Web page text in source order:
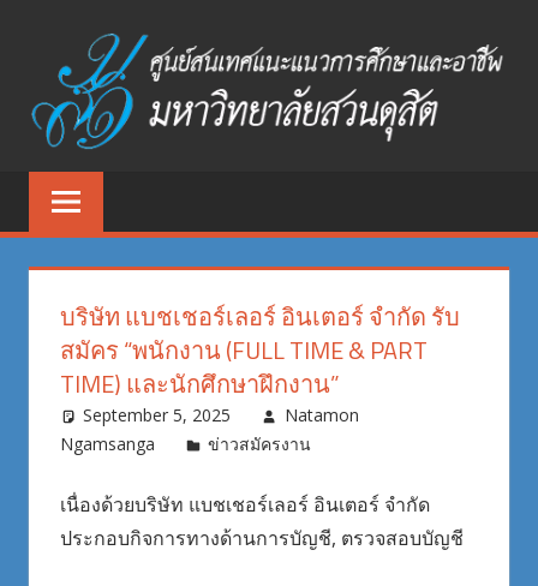
content
สนเทศ
แนะแนว
การ
ศึกษา
และ
อาชีพ
ศูนย์
สนเทศ
และ
อาชีพ
มหาวิทยาลัย
สวนดุสิต
บริษัท แบชเชอร์เลอร์ อินเตอร์ จำกัด รับ
สมัคร “พนักงาน (FULL TIME & PART
TIME) และนักศึกษาฝึกงาน”
September 5, 2025
Natamon
Ngamsanga
ข่าวสมัครงาน
เนื่องด้วยบริษัท แบชเชอร์เลอร์ อินเตอร์ จำกัด
ประกอบกิจการทางด้านการบัญชี, ตรวจสอบบัญชี